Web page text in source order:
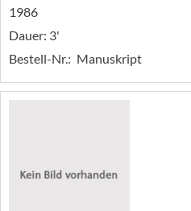
1986
Dauer: 3'
Bestell-Nr.: Manuskript